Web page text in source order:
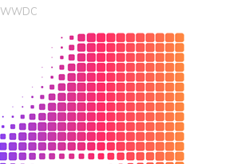
WWDC